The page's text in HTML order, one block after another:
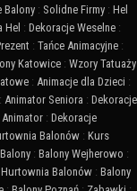
Balony : Solidne Firmy : Hel
Hel : Dekoracje Weselne :
: Tańce Animacyjne :
Katowice : Wzory Tatuaży
: Animacje dla Dzieci :
: Animator Seniora : Dekoracje
Animator : Dekoracje
Balonów : Kurs
Balony : Balony Wejherowo :
Hurtownia Balonów : Balony